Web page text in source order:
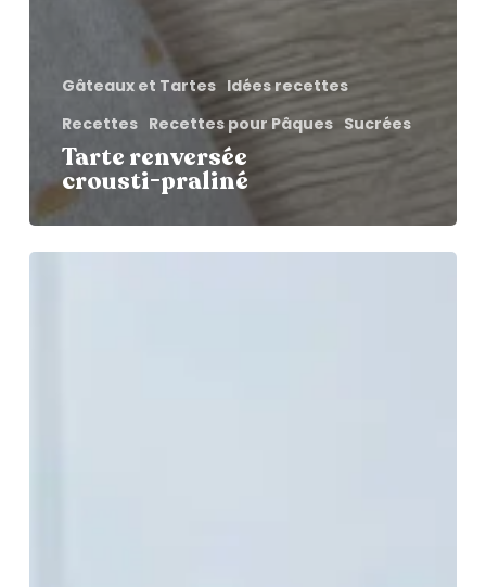
Gâteaux et Tartes Idées recettes
Recettes Recettes pour Pâques Sucrées
Tarte renversée
crousti-praliné